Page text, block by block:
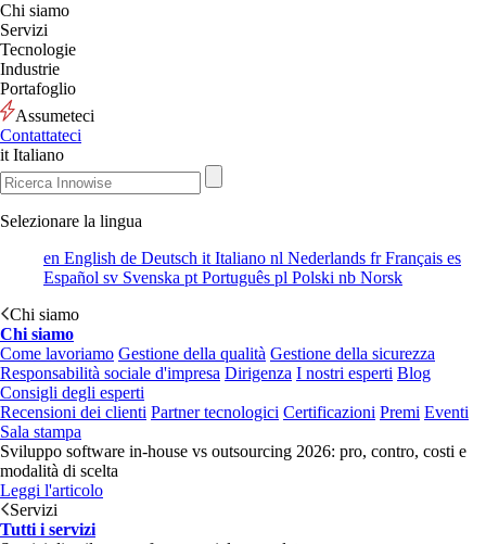
Chi siamo
Servizi
Tecnologie
Industrie
Portafoglio
Assumeteci
Contattateci
it Italiano
Selezionare la lingua
en English de Deutsch it Italiano nl Nederlands frFrançais es
Español sv Svenska pt Português pl Polski nb Norsk
Chi siamo
Chi siamo
Come lavoriamo Gestione della qualità Gestione della sicurezza
Responsabilità sociale d'impresa Dirigenza I nostri esperti Blog
Consigli degli esperti
Recensioni dei clienti Partner tecnologici Certificazioni Premi Eventi
Sala stampa
Sviluppo software in-house vs outsourcing 2026: pro, contro, costi e
modalità di scelta
Leggi l'articolo
Servizi
Tutti i servizi